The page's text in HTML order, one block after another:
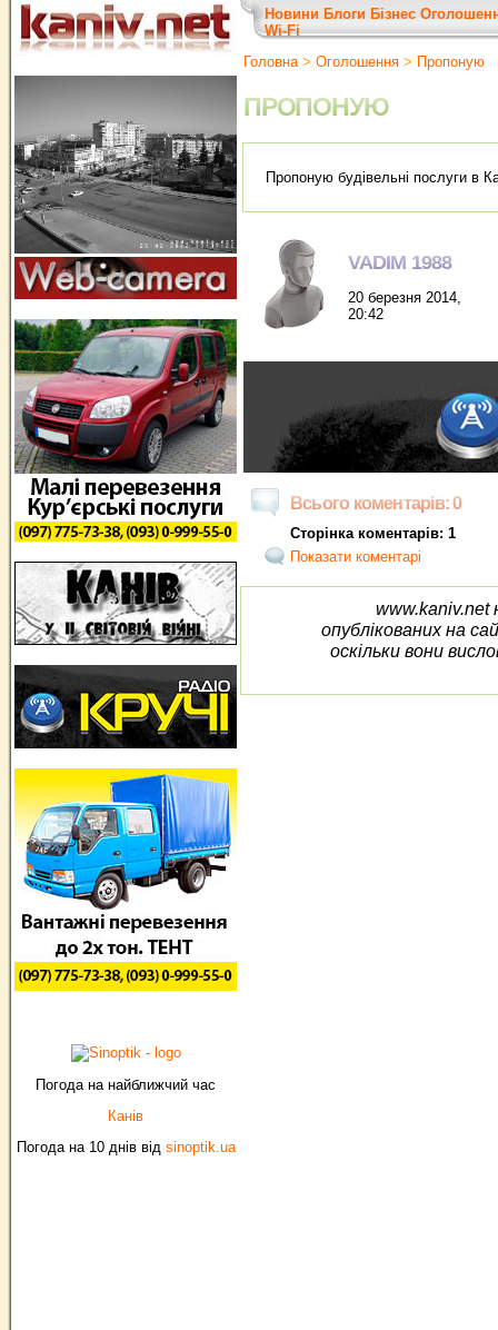
Погода на найближчий час
Канів
Погода на 10 днів від sinoptik.ua
Новини Блоги Бізнес
Wi-Fi
Головна> Оголошення > Пропоную
ПРОПОНУЮ
Пропоную будівельні послуги в
VADIM 1988
20 березня 2014,
20:42
Всього коментарів: 0
Сторінка коментарів: 1
Показати коментарі
www.kaniv.net
опублікованих на
оскільки вони